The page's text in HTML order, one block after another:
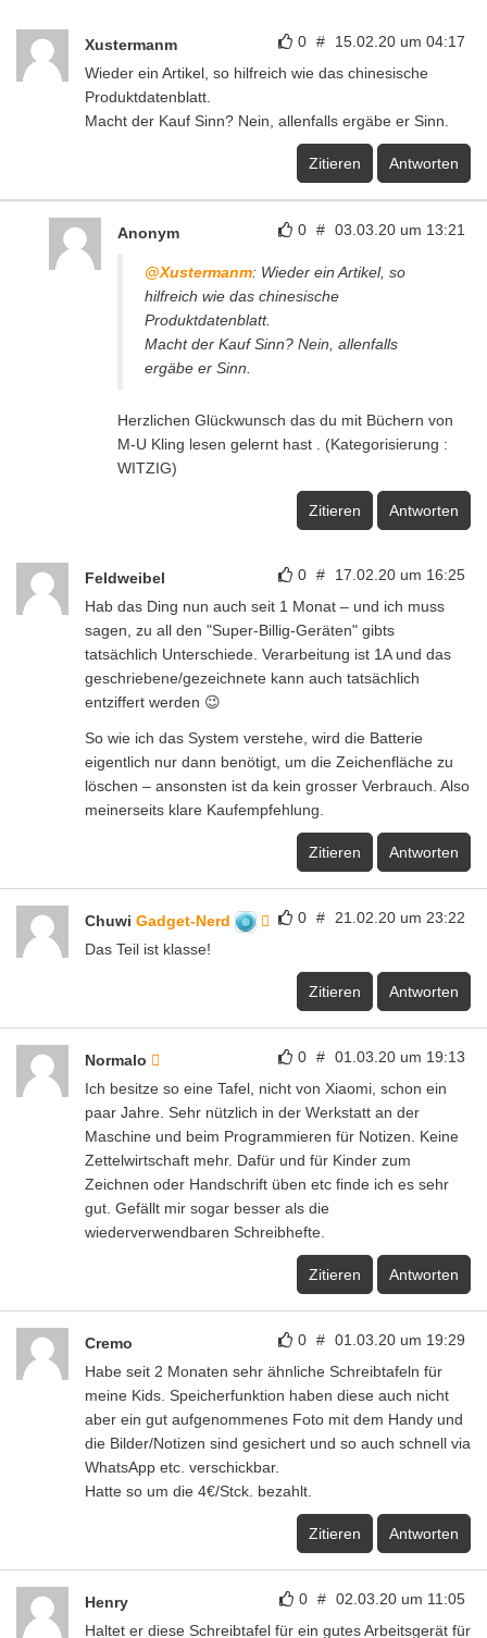
0 # 15.02.20 um 04:17
Xustermanm
Wieder ein Artikel, so hilfreich wie das chinesische
Produktdatenblatt.
Macht der Kauf Sinn? Nein, allenfalls ergäbe er Sinn.
Zitieren Antworten
0 # 03.03.20 um 13:21
Anonym
@Xustermanm: Wieder ein Artikel, so
hilfreich wie das chinesische
Produktdatenblatt.
Macht der Kauf Sinn? Nein, allenfalls
ergäbe er Sinn.
Herzlichen Glückwunsch das du mit Büchern von
M-U Kling lesen gelernt hast . (Kategorisierung :
WITZIG)
Zitieren Antworten
0 # 17.02.20 um 16:25
Feldweibel
Hab das Ding nun auch seit 1 Monat – und ich muss
sagen, zu all den "Super-Billig-Geräten" gibts
tatsächlich Unterschiede. Verarbeitung ist 1A und das
geschriebene/gezeichnete kann auch tatsächlich
entziffert werden 😉
So wie ich das System verstehe, wird die Batterie
eigentlich nur dann benötigt, um die Zeichenfläche zu
löschen – ansonsten ist da kein grosser Verbrauch. Also
meinerseits klare Kaufempfehlung.
Zitieren Antworten
0 # 21.02.20 um 23:22
Chuwi Gadget-Nerd
Das Teil ist klasse!
Zitieren Antworten
0 # 01.03.20 um 19:13
Normalo
Ich besitze so eine Tafel, nicht von Xiaomi, schon ein
paar Jahre. Sehr nützlich in der Werkstatt an der
Maschine und beim Programmieren für Notizen. Keine
Zettelwirtschaft mehr. Dafür und für Kinder zum
Zeichnen oder Handschrift üben etc finde ich es sehr
gut. Gefällt mir sogar besser als die
wiederverwendbaren Schreibhefte.
Zitieren Antworten
0 # 01.03.20 um 19:29
Cremo
Habe seit 2 Monaten sehr ähnliche Schreibtafeln für
meine Kids. Speicherfunktion haben diese auch nicht
aber ein gut aufgenommenes Foto mit dem Handy und
die Bilder/Notizen sind gesichert und so auch schnell via
WhatsApp etc. verschickbar.
Hatte so um die 4€/Stck. bezahlt.
Zitieren Antworten
0 # 02.03.20 um 11:05
Henry
Haltet er diese Schreibtafel für ein gutes Arbeitsgerät für